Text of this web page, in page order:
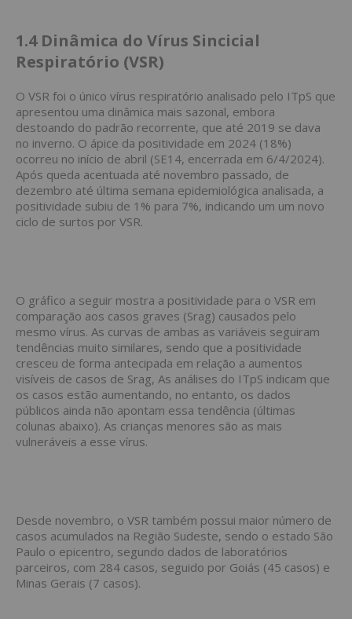
1.4 Dinâmica do Vírus Sincicial
Respiratório (VSR)
O VSR foi o único vírus respiratório analisado pelo ITpS que
apresentou uma dinâmica mais sazonal, embora
destoando do padrão recorrente, que até 2019 se dava
no inverno. O ápice da positividade em 2024 (18%)
ocorreu no início de abril (SE14, encerrada em 6/4/2024).
Após queda acentuada até novembro passado, de
dezembro até última semana epidemiológica analisada, a
positividade subiu de 1% para 7%, indicando um um novo
ciclo de surtos por VSR.
O gráfico a seguir mostra a positividade para o VSR em
comparação aos casos graves (Srag) causados pelo
mesmo vírus. As curvas de ambas as variáveis seguiram
tendências muito similares, sendo que a positividade
cresceu de forma antecipada em relação a aumentos
visíveis de casos de Srag, As análises do ITpS indicam que
os casos estão aumentando, no entanto, os dados
públicos ainda não apontam essa tendência (últimas
colunas abaixo). As crianças menores são as mais
vulneráveis a esse vírus.
Desde novembro, o VSR também possui maior número de
casos acumulados na Região Sudeste, sendo o estado São
Paulo o epicentro, segundo dados de laboratórios
parceiros, com 284 casos, seguido por Goiás (45 casos) e
Minas Gerais (7 casos).